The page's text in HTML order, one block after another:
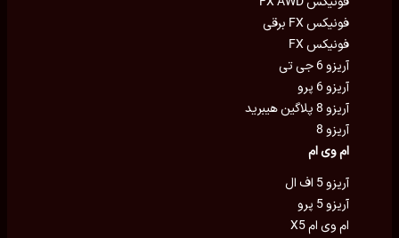
فونیکس FX برقی
فونیکس FX
آریزو 6 جی تی
آریزو 6 پرو
آریزو 8 پلاگین هیبرید
آریزو 8
ام وی ام
آریزو 5 اف ال
آریزو 5 پرو
ام وی ام X5